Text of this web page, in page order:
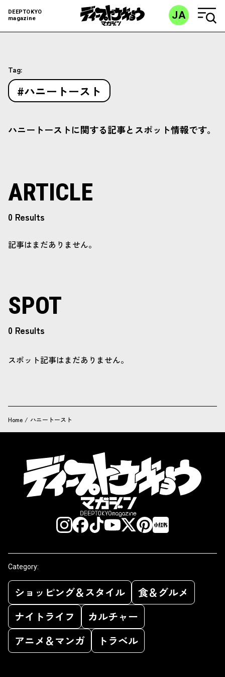
DEEPTOKYO
magazine
JA
Tag:
#ハニートースト
ハニートーストに関する記事とスポット情報です。
ARTICLE
0 Results
記事はまだありません。
SPOT
0 Results
スポット記事はまだありません。
Home / ハニートースト
Category:
ショッピング＆スタイル
食＆グルメ
ナイトライフ
カルチャー
アニメ＆マンガ
トラベル